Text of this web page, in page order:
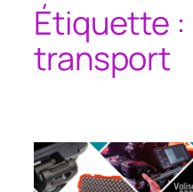
Étiquette :
transport